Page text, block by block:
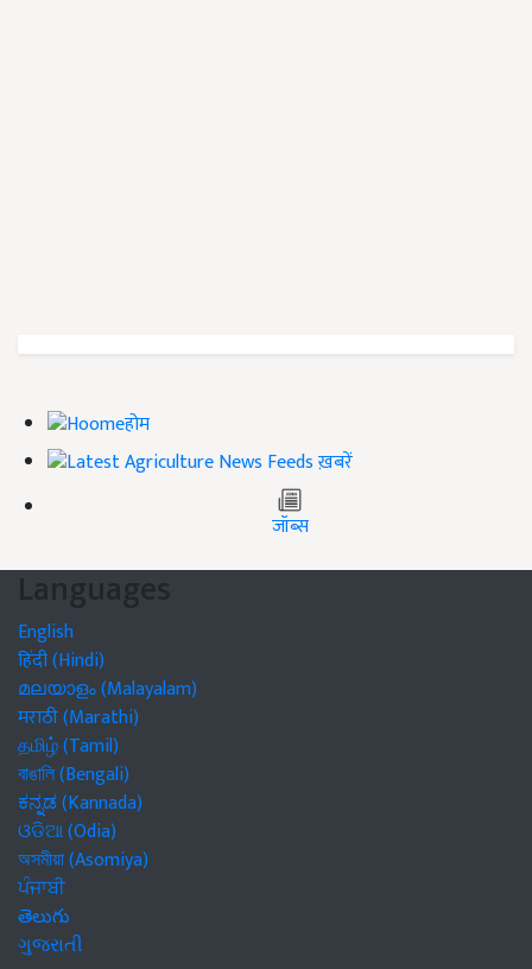
होम
ख़बरें
जॉब्स
Languages
English
हिंदी (Hindi)
മലയാളം (Malayalam)
मराठी (Marathi)
தமிழ் (Tamil)
বাঙালি (Bengali)
ಕನ್ನಡ (Kannada)
ଓଡିଆ (Odia)
অসমীয়া (Asomiya)
ਪੰਜਾਬੀ
తెలుగు
ગુજરાતી